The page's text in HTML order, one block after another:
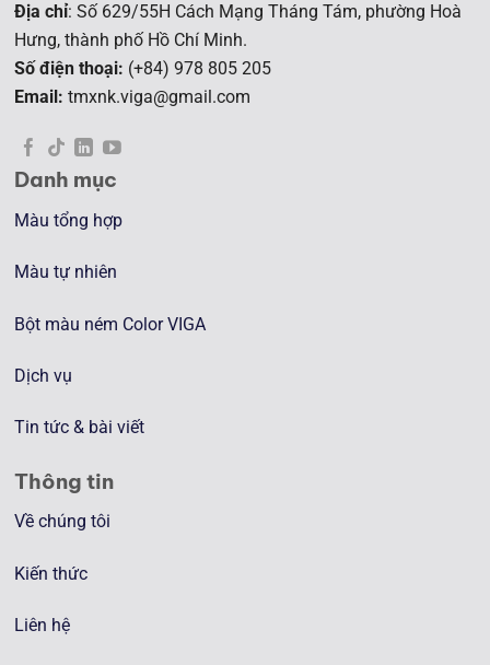
Địa chỉ: Số 629/55H Cách Mạng Tháng Tám, phường Hoà
Hưng, thành phố Hồ Chí Minh.
Số điện thoại: (+84) 978 805 205
Email: tmxnk.viga@gmail.com
Danh mục
Màu tổng hợp
Màu tự nhiên
Bột màu ném Color VIGA
Dịch vụ
Tin tức & bài viết
Thông tin
Về chúng tôi
Kiến thức
Liên hệ